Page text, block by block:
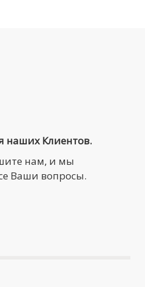
наших Клиентов.
нам, и мы
Ваши вопросы.